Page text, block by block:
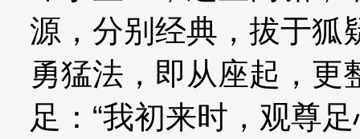
源，分别经典，拔于狐
勇猛法，即从座起，更
足：“我初来时，观尊